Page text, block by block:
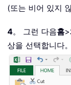
(또는 비어 있지
4。 그런 다음홈>
상을 선택합니다